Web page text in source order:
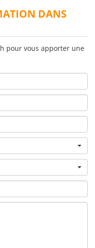
DANS
pour vous apporter une